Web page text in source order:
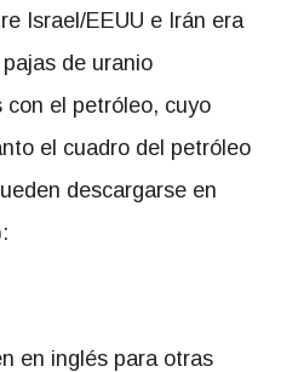
Israel/EEUU e Irán era
de uranio
con el petróleo, cuyo
el cuadro del petróleo
descargarse en
en inglés para otras